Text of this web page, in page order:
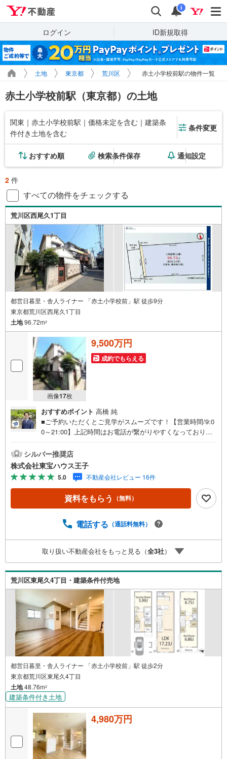
検索 通知
i
ログイン ID新規取得
土地 東京都 荒川区 赤土小学校前駅の物件一覧
赤土小学校前駅（東京都）の土地
関東｜赤土小学校前駅｜価格未定を含む｜建築条
件付き土地を含む
条件変更
おすすめ順 検索条件保存 通知設定
2 件
すべての物件をチェックする
荒川区西尾久1丁目
都営日暮里・舎人ライナー 「赤土小学校前」駅 徒歩9分
東京都荒川区西尾久1丁目
土地96.72m2
画像17枚
9,500万円
成約でもらえる
おすすめポイント 高橋 純
■ご予約いただくとご見学がスムーズです！【営業時間/9:0
0～21:00】上記時間はお電話が繋がりやすくなっておりま
にお電話ください！下記のお申込み方法も可能です！ご見
学希望のお客様:右上の「室内・現地を見学する」をクリッ
クして下さい。資料請求希望のお客様:右上の「資料をもら
う」をクリックして下さい。【東宝ハウス王子のポイン
ト】（1）不動産のご提案から資金計画・ライフシミュレー
ションのご相談・無理のないライフプラン、提携による低
生活」を「未来カレンダー」で見える化します。（2）ご購
ポート」・漠然としたキャッシュフローのグラフ化、効果
的な生命保険の見直し、繰り上げ返済の効果的なタイミン
グなどご提案させて頂きます。■ご案内方法ご自宅へお迎
え・最寄駅等でお待ち合わせ、弊社へのご来社など、ご相
談くださいませ。■お車の無料提携駐車場がございます。
シルバー推奨店
株式会社東宝ハウス王子
5.0 不動産会社レビュー 16件
資料をもらう （無料）
電話する （通話料無料）
取り扱い不動産会社をもっと見る（全3社）
荒川区東尾久4丁目・建築条件付売地
都営日暮里・舎人ライナー 「赤土小学校前」駅 徒歩2分
東京都荒川区東尾久4丁目
土地48.76m2
建築条件付き土地
4,980万円